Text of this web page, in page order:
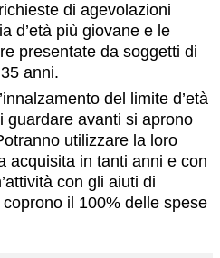
di agevolazioni
d’età più giovane e le
presentate da soggetti di
anni.
del limite d’età
guardare avanti si aprono
utilizzare la loro
acquisita in tanti anni e con
con gli aiuti di
il 100% delle spese